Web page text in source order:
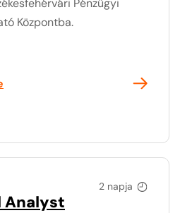
Központba.
2 napja
Analyst